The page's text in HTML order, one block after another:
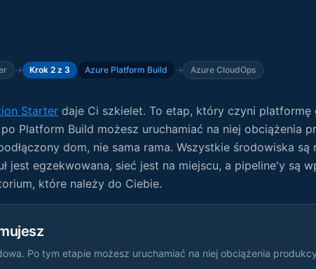
→ Krok 2 z 3 Azure Platform Build → Azure CloudOps
Starter daje Ci szkielet. To etap, który czyni platformę
Platform Build możesz uruchamiać na niej obciążenia
dom, nie sama rama. Wszystkie środowiska są
jest egzekwowana, sieć jest na miejscu, a pipeline'y są
które należy do Ciebie.
Po tym etapie możesz uruchamiać na niej obciążenia